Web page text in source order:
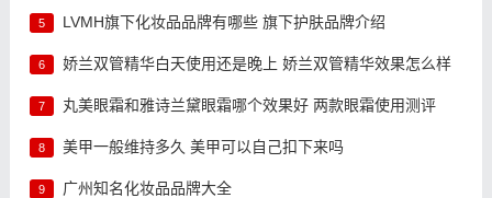
5 LVMH旗下化妆品品牌有哪些 旗下护肤品牌介绍
6 娇兰双管精华白天使用还是晚上 娇兰双管精华效果怎么样
7 丸美眼霜和雅诗兰黛眼霜哪个效果好 两款眼霜使用测评
8 美甲一般维持多久 美甲可以自己扣下来吗
9 广州知名化妆品品牌大全